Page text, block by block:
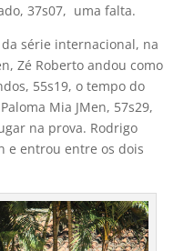
37s07, uma falta.
série internacional, na
Zé Roberto andou como
55s19, o tempo do
Mia JMen, 57s29,
na prova. Rodrigo
e entrou entre os dois